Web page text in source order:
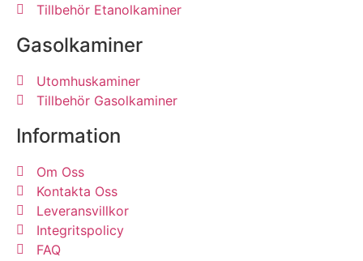
Tillbehör Etanolkaminer
Gasolkaminer
Utomhuskaminer
Tillbehör Gasolkaminer
Information
Om Oss
Kontakta Oss
Leveransvillkor
Integritspolicy
FAQ